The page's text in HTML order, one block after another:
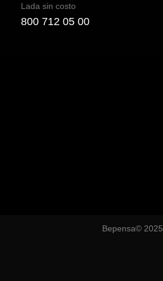
Lada sin costo
800 712 05 00
Bepensa© 2025.